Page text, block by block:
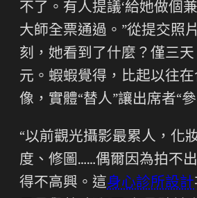
不了。有人提議‘給她做個
大師全票通過。”從提交照
刻，她看到了什麼？僅三
元。蝦蝦覺得，比起以往
像，實體“替人”讓出席者“
“以前觀光攝影最累人，化
度、修圖……偶爾因為拍不
得不高興。這身心診所設計